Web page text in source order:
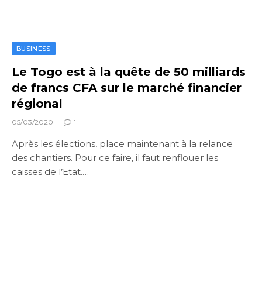
BUSINESS
Le Togo est à la quête de 50 milliards
de francs CFA sur le marché financier
régional
05/03/2020 1
Après les élections, place maintenant à la relance
des chantiers. Pour ce faire, il faut renflouer les
caisses de l’Etat.…